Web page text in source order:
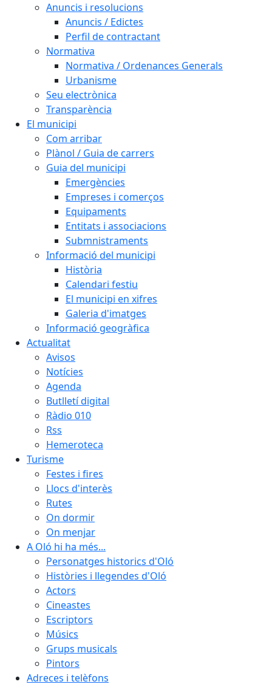
Anuncis i resolucions
Anuncis / Edictes
Perfil de contractant
Normativa
Normativa / Ordenances Generals
Urbanisme
Seu electrònica
Transparència
El municipi
Com arribar
Plànol / Guia de carrers
Guia del municipi
Emergències
Empreses i comerços
Equipaments
Entitats i associacions
Submnistraments
Informació del municipi
Història
Calendari festiu
El municipi en xifres
Galeria d'imatges
Informació geogràfica
Actualitat
Avisos
Notícies
Agenda
Butlletí digital
Ràdio 010
Rss
Hemeroteca
Turisme
Festes i fires
Llocs d'interès
Rutes
On dormir
On menjar
A Oló hi ha més...
Personatges historics d'Oló
Històries i llegendes d'Oló
Actors
Cineastes
Escriptors
Músics
Grups musicals
Pintors
Adreces i telèfons